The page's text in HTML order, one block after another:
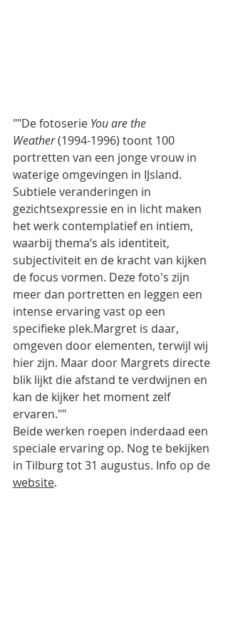
""De fotoserie You are the
Weather (1994-1996) toont 100
portretten van een jonge vrouw in
waterige omgevingen in IJsland.
Subtiele veranderingen in
gezichtsexpressie en in licht maken
het werk contemplatief en intiem,
waarbij thema’s als identiteit,
subjectiviteit en de kracht van kijken
de focus vormen. Deze foto's zijn
meer dan portretten en leggen een
intense ervaring vast op een
specifieke plek.Margret is daar,
omgeven door elementen, terwijl wij
hier zijn. Maar door Margrets directe
blik lijkt die afstand te verdwijnen en
kan de kijker het moment zelf
ervaren.""
Beide werken roepen inderdaad een
speciale ervaring op. Nog te bekijken
in Tilburg tot 31 augustus. Info op de
website.